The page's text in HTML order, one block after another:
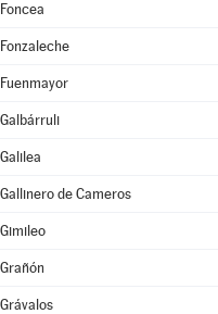
Foncea
Fonzaleche
Fuenmayor
Galbárruli
Galilea
Gallinero de Cameros
Gimileo
Grañón
Grávalos